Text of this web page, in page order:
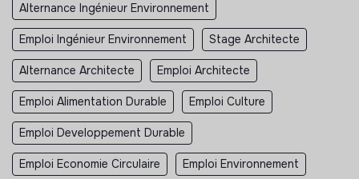
Alternance Ingénieur Environnement
Emploi Ingénieur Environnement Stage Architecte
Alternance Architecte Emploi Architecte
Emploi Alimentation Durable Emploi Culture
Emploi Developpement Durable
Emploi Economie Circulaire Emploi Environnement